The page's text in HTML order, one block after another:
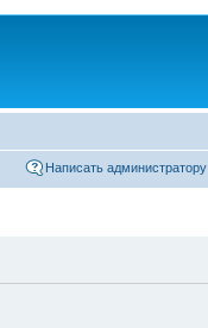
Написать администратору